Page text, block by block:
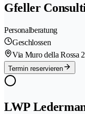
Gfeller
Personalberatung
Geschlossen
Via Muro della Rossa
Termin reservieren
LWP